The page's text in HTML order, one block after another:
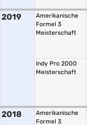
2019
Amerikanische
Formel 3
Meisterschaft
Indy Pro 2000
Meisterschaft
2018
Amerikanische
Formel 3